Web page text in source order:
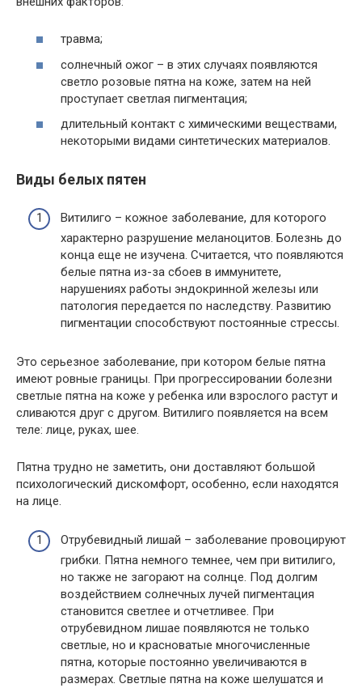
травма;
солнечный ожог – в этих случаях появляются
светло розовые пятна на коже, затем на ней
проступает светлая пигментация;
длительный контакт с химическими веществами,
некоторыми видами синтетических материалов.
Виды белых пятен
Витилиго – кожное заболевание, для которого
характерно разрушение меланоцитов. Болезнь до
конца еще не изучена. Считается, что появляются
белые пятна из-за сбоев в иммунитете,
нарушениях работы эндокринной железы или
патология передается по наследству. Развитию
пигментации способствуют постоянные стрессы.
Это серьезное заболевание, при котором белые пятна
имеют ровные границы. При прогрессировании болезни
светлые пятна на коже у ребенка или взрослого растут и
сливаются друг с другом. Витилиго появляется на всем
теле: лице, руках, шее.
Пятна трудно не заметить, они доставляют большой
психологический дискомфорт, особенно, если находятся
на лице.
Отрубевидный лишай – заболевание провоцируют
грибки. Пятна немного темнее, чем при витилиго,
но также не загорают на солнце. Под долгим
воздействием солнечных лучей пигментация
становится светлее и отчетливее. При
отрубевидном лишае появляются не только
светлые, но и красноватые многочисленные
пятна, которые постоянно увеличиваются в
размерах. Светлые пятна на коже шелушатся и